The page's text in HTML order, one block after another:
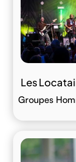
Les
Groupes